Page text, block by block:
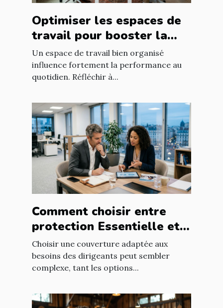
Optimiser les espaces de
travail pour booster la
productivité?
Un espace de travail bien organisé
influence fortement la performance au
quotidien. Réfléchir à...
Comment choisir entre
protection Essentielle et
Intégrale pour les
dirigeants ?
Choisir une couverture adaptée aux
besoins des dirigeants peut sembler
complexe, tant les options...